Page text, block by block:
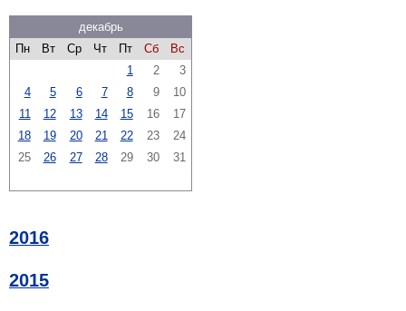
декабрь
Пн
Вт Ср Чт Пт Сб
Вс
1
2
3
4
5 6 7 8 9
10
11
12 13 14 15 16
17
18
19 20 21 22 23
24
25
26 27 28 29 30 31
2016
2015